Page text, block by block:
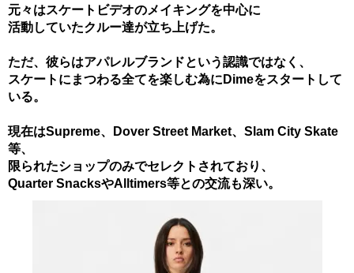
元々はスケートビデオのメイキングを中心に
活動していたクルー達が立ち上げた。
ただ、彼らはアパレルブランドという認識ではなく、
スケートにまつわる全てを楽しむ為にDimeをスタートして
いる。
現在はSupreme、Dover Street Market、Slam City Skate
等、
限られたショップのみでセレクトされており、
Quarter SnacksやAlltimers等との交流も深い。